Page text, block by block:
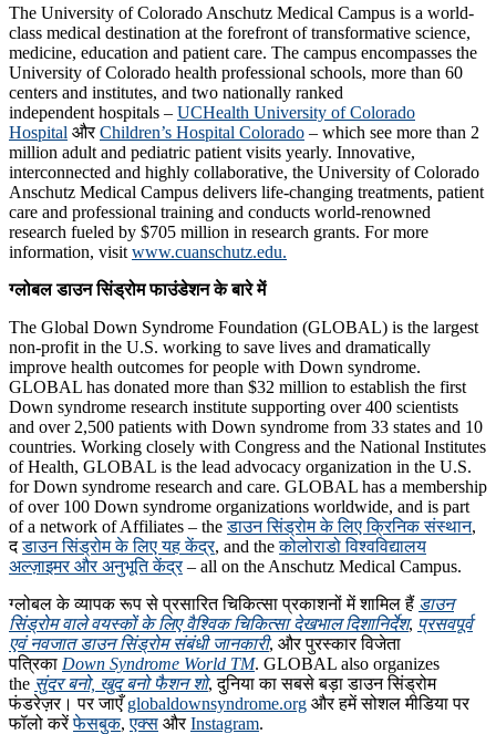
The University of Colorado Anschutz Medical Campus is a world-
class medical destination at the forefront of transformative science,
medicine, education and patient care. The campus encompasses the
University of Colorado health professional schools, more than 60
centers and institutes, and two nationally ranked
independent hospitals – UCHealth University of Colorado
Hospital औरChildren’s Hospital Colorado – which see more than 2
million adult and pediatric patient visits yearly. Innovative,
interconnected and highly collaborative, the University of Colorado
Anschutz Medical Campus delivers life-changing treatments, patient
care and professional training and conducts world-renowned
research fueled by $705 million in research grants. For more
information, visit www.cuanschutz.edu.
ग्लोबल डाउन सिंड्रोम फाउंडेशन के बारे में
The Global Down Syndrome Foundation (GLOBAL) is the largest
non-profit in the U.S. working to save lives and dramatically
improve health outcomes for people with Down syndrome.
GLOBAL has donated more than $32 million to establish the first
Down syndrome research institute supporting over 400 scientists
and over 2,500 patients with Down syndrome from 33 states and 10
countries. Working closely with Congress and the National Institutes
of Health, GLOBAL is the lead advocacy organization in the U.S.
for Down syndrome research and care. GLOBAL has a membership
of over 100 Down syndrome organizations worldwide, and is part
of a network of Affiliates – theडाउन सिंड्रोम के लिए क्रिनिक संस्थान,
दडाउन सिंड्रोम के लिए यह केंद्र, and theकोलोराडो विश्वविद्यालय
अल्ज़ाइमर और अनुभूति केंद्र– all on the Anschutz Medical Campus.
ग्लोबल के व्यापक रूप से प्रसारित चिकित्सा प्रकाशनों में शामिल हैं डाउन
सिंड्रोम वाले वयस्कों के लिए वैश्विक चिकित्सा देखभाल दिशानिर्देश, प्रसवपूर्व
एवं नवजात डाउन सिंड्रोम संबंधी जानकारी, और पुरस्कार विजेता
पत्रिका Down Syndrome World TM. GLOBAL also organizes
the सुंदर बनो, खुद बनो फैशन शो, दुनिया का सबसे बड़ा डाउन सिंड्रोम
फंडरेज़र। पर जाएँglobaldownsyndrome.org और हमें सोशल मीडिया पर
फॉलो करेंफेसबुक,एक्स औरInstagram.